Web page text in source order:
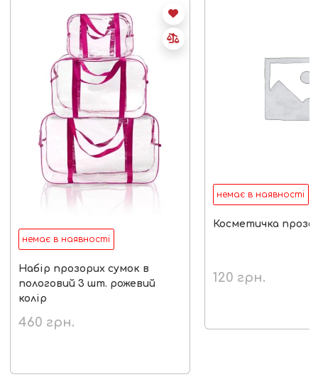
немає в наявності
Набір прозорих сумок в
пологовий 3 шт. рожевий
колір
460 грн.
немає в наявності
Косметичка
120 грн.